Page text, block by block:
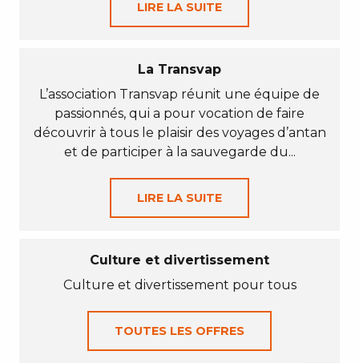
LIRE LA SUITE
La Transvap
L’association Transvap réunit une équipe de
passionnés, qui a pour vocation de faire
découvrir à tous le plaisir des voyages d’antan
et de participer à la sauvegarde du...
LIRE LA SUITE
Culture et divertissement
Culture et divertissement pour tous
TOUTES LES OFFRES